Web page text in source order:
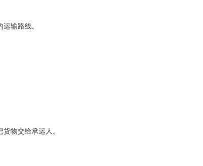
输路线。
物交给承运人。